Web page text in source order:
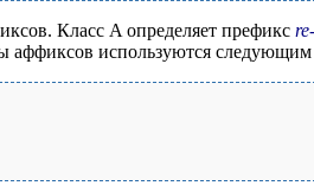
Класс A определяет префикс re-
аффиксов используются следующим